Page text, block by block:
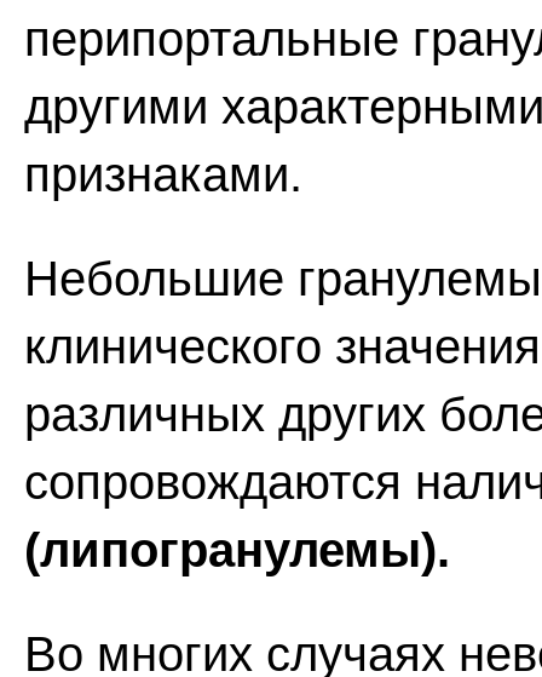
перипортальные
другими
признаками.
Небольшие
клинического
различных других
сопровождаются
(липогранулемы).
Во многих случаях